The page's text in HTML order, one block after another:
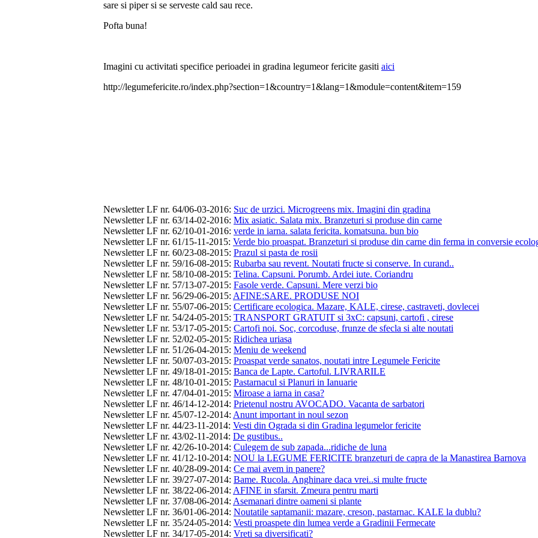
sare si piper si se serveste cald sau rece.
Pofta buna!
Imagini cu activitati specifice perioadei in gradina legumeor fericite gasiti aici
http://legumefericite.ro/index.php?section=1&country=1&lang=1&module=content&item=159
Newsletter LF nr. 64/06-03-2016: Suc de urzici. Microgreens mix. Imagini din gradina
Newsletter LF nr. 63/14-02-2016: Mix asiatic. Salata mix. Branzeturi si produse din carne
Newsletter LF nr. 62/10-01-2016: verde in iarna. salata fericita. komatsuna. bun bio
Newsletter LF nr. 61/15-11-2015: Verde bio proaspat. Branzeturi si produse din carne din ferma in conversie
Newsletter LF nr. 60/23-08-2015: Prazul si pasta de rosii
Newsletter LF nr. 59/16-08-2015: Rubarba sau revent. Noutati fructe si conserve. In curand..
Newsletter LF nr. 58/10-08-2015: Telina. Capsuni. Porumb. Ardei iute. Coriandru
Newsletter LF nr. 57/13-07-2015: Fasole verde. Capsuni. Mere verzi bio
Newsletter LF nr. 56/29-06-2015: AFINE:SARE. PRODUSE NOI
Newsletter LF nr. 55/07-06-2015: Certificare ecologica. Mazare, KALE, cirese, castraveti, dovlecei
Newsletter LF nr. 54/24-05-2015: TRANSPORT GRATUIT si 3xC: capsuni, cartofi , cirese
Newsletter LF nr. 53/17-05-2015: Cartofi noi. Soc, corcoduse, frunze de sfecla si alte noutati
Newsletter LF nr. 52/02-05-2015: Ridichea uriasa
Newsletter LF nr. 51/26-04-2015: Meniu de weekend
Newsletter LF nr. 50/07-03-2015: Proaspat verde sanatos, noutati intre Legumele Fericite
Newsletter LF nr. 49/18-01-2015: Banca de Lapte. Cartoful. LIVRARILE
Newsletter LF nr. 48/10-01-2015: Pastarnacul si Planuri in Ianuarie
Newsletter LF nr. 47/04-01-2015: Miroase a iarna in casa?
Newsletter LF nr. 46/14-12-2014: Prietenul nostru AVOCADO. Vacanta de sarbatori
Newsletter LF nr. 45/07-12-2014: Anunt important in noul sezon
Newsletter LF nr. 44/23-11-2014: Vesti din Ograda si din Gradina legumelor fericite
Newsletter LF nr. 43/02-11-2014: De gustibus..
Newsletter LF nr. 42/26-10-2014: Culegem de sub zapada...ridiche de luna
Newsletter LF nr. 41/12-10-2014: NOU la LEGUME FERICITE branzeturi de capra de la Manastirea Barnova
Newsletter LF nr. 40/28-09-2014: Ce mai avem in panere?
Newsletter LF nr. 39/27-07-2014: Bame. Rucola. Anghinare daca vrei..si multe fructe
Newsletter LF nr. 38/22-06-2014: AFINE in sfarsit. Zmeura pentru marti
Newsletter LF nr. 37/08-06-2014: Asemanari dintre oameni si plante
Newsletter LF nr. 36/01-06-2014: Noutatile saptamanii: mazare, creson, pastarnac. KALE la dublu?
Newsletter LF nr. 35/24-05-2014: Vesti proaspete din lumea verde a Gradinii Fermecate
Newsletter LF nr. 34/17-05-2014: Vreti sa diversificati?